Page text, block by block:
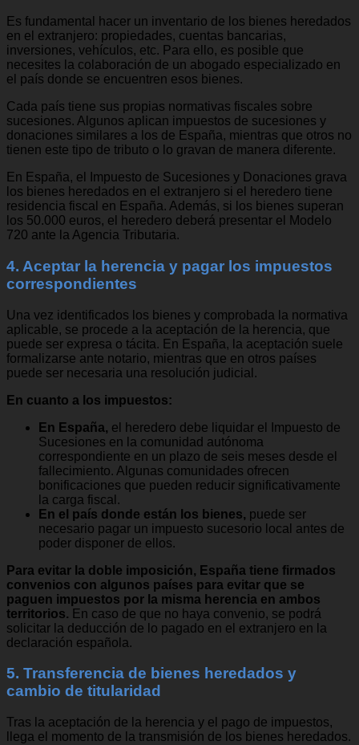
Es fundamental hacer un inventario de los bienes heredados
en el extranjero: propiedades, cuentas bancarias,
inversiones, vehículos, etc. Para ello, es posible que
necesites la colaboración de un abogado especializado en
el país donde se encuentren esos bienes.
Cada país tiene sus propias normativas fiscales sobre
sucesiones. Algunos aplican impuestos de sucesiones y
donaciones similares a los de España, mientras que otros no
tienen este tipo de tributo o lo gravan de manera diferente.
En España, el Impuesto de Sucesiones y Donaciones grava
los bienes heredados en el extranjero si el heredero tiene
residencia fiscal en España. Además, si los bienes superan
los 50.000 euros, el heredero deberá presentar el Modelo
720 ante la Agencia Tributaria.
4. Aceptar la herencia y pagar los impuestos
correspondientes
Una vez identificados los bienes y comprobada la normativa
aplicable, se procede a la aceptación de la herencia, que
puede ser expresa o tácita. En España, la aceptación suele
formalizarse ante notario, mientras que en otros países
puede ser necesaria una resolución judicial.
En cuanto a los impuestos:
En España, el heredero debe liquidar el Impuesto de
Sucesiones en la comunidad autónoma
correspondiente en un plazo de seis meses desde el
fallecimiento. Algunas comunidades ofrecen
bonificaciones que pueden reducir significativamente
la carga fiscal.
En el país donde están los bienes, puede ser
necesario pagar un impuesto sucesorio local antes de
poder disponer de ellos.
Para evitar la doble imposición, España tiene firmados
convenios con algunos países para evitar que se
paguen impuestos por la misma herencia en ambos
territorios. En caso de que no haya convenio, se podrá
solicitar la deducción de lo pagado en el extranjero en la
declaración española.
5. Transferencia de bienes heredados y
cambio de titularidad
Tras la aceptación de la herencia y el pago de impuestos,
llega el momento de la transmisión de los bienes heredados.